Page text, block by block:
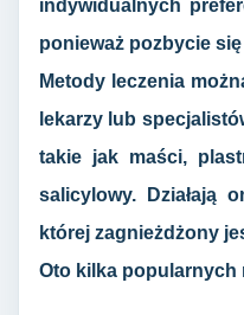
indywidualnych
ponieważ pozbycie
Metody leczenia
lekarzy lub
takie jak maści,
salicylowy. Działają
której zagnieżdżony
Oto kilka popularnych